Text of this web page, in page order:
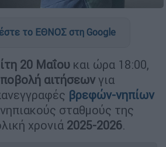
το ΕΘΝΟΣ στη Google
20 Μαΐου και ώρα 18:00,
αιτήσεων για
βρεφών-νηπίων
σταθμούς της
χρονιά 2025-2026.